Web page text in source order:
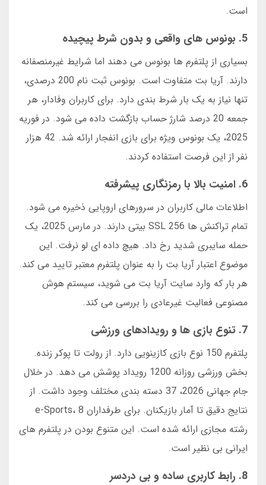
است.
5. بونوس های واقعی و بدون شرط پیچیده
بسیاری از پلتفرم ها بونوس می دهند اما شرایط غیرمنصفانه
دارند. آریا بت متفاوت است. بونوس ثبت نام 200 درصدی،
تنها نیاز به یک بار شرط بندی دارد. برای کاربران وفادار، هر
جمعه 20 درصد شارژ حساب بازگشت داده می شود. در فوریه
2025، یک بونوس ویژه برای بازی انفجار ارائه شد. 42 هزار
نفر از این فرصت استفاده کردند.
6. امنیت بالا با رمزنگاری پیشرفته
اطلاعات مالی کاربران در سرورهای اروپایی ذخیره می شود.
تمام تراکنش ها SSL 256 بیتی دارند. در مارس 2025، یک
حمله سایبری شدید رخ داد. هیچ داده ای لو نرفت. این
موضوع اعتبار آریا بت را به عنوان پلتفرم معتبر تایید می کند.
هر بار که وارد سایت آریا بت می شوید، سیستم هوش
مصنوعی فعالیت غیرعادی را بررسی می کند.
7. تنوع بازی ها و رویدادهای ورزشی
پلتفرم 150 نوع بازی کازینویی دارد. از رولت تا پوکر زنده.
بخش ورزشی روزانه 1200 رویداد پوشش می دهد. در خلال
جام جهانی 2026، 37 دسته بندی مختلف وجود داشت. از
نتایج دقیق تا آمار بازیکنان. برای طرفداران e-Sports، 8
رشته مجازی ارائه شده است. این متنوع بودن در پلتفرم های
ایرانی بی نظیر است.
8. رابط کاربری ساده و بی دردسر